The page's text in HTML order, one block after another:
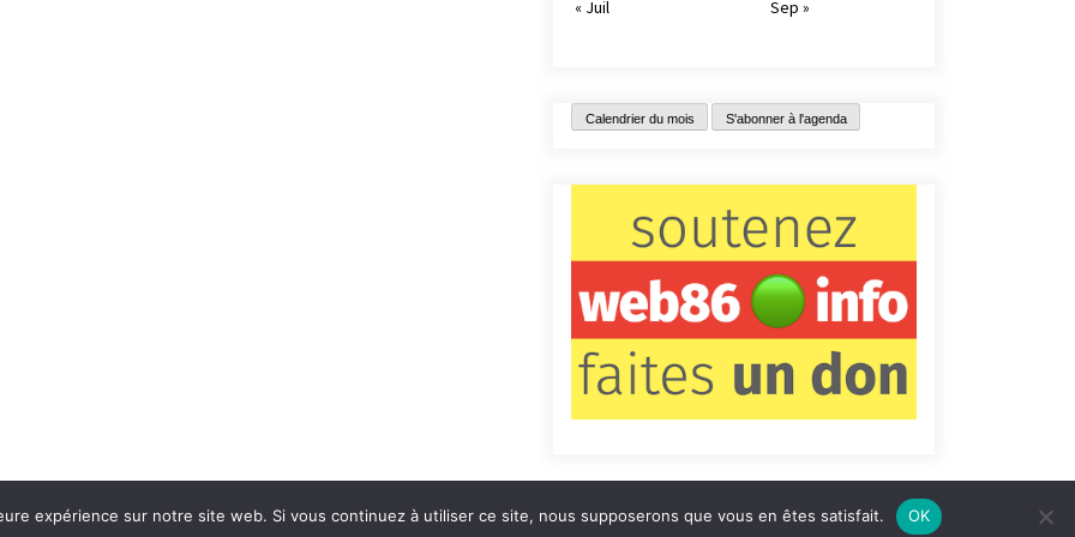
« Juil
Sep »
Calendrier du mois S'abonner à l'agenda
Contact Qui sommes-nous ? Informations légales
expérience sur notre site web. Si vous continuez à utiliser ce site, nous supposerons que vous en êtes satisfait. OK